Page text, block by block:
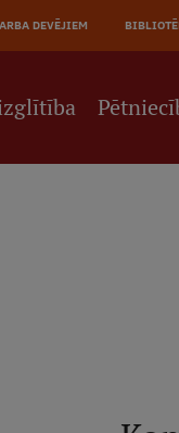
DEVĒJIEM